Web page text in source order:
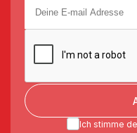
Ich stimme